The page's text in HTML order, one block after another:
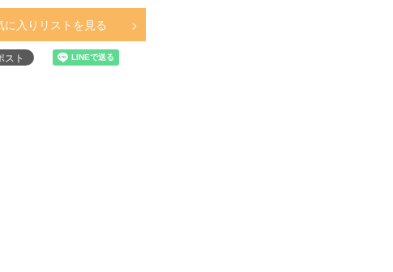
に入りリストを見る